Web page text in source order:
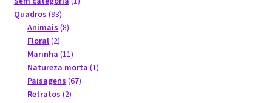
Quadros 9393
produtos
Animais 88
Floral 22
produtos
Marinha 1111
produtos
Natureza morta 11
Paisagens 6767
Retratos 22